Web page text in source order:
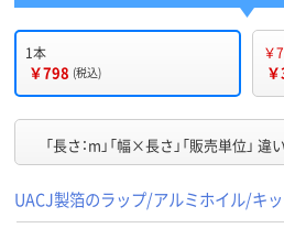
1本
￥798 (税込)
￥
「長さ：m」「幅×長さ」「販売単位」 違
UACJ製箔のラップ/アルミホイル/キ